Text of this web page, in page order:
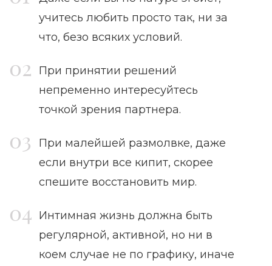
учитесь любить просто так, ни за
что, безо всяких условий.
При принятии решений
непременно интересуйтесь
точкой зрения партнера.
При малейшей размолвке, даже
если внутри все кипит, скорее
спешите восстановить мир.
Интимная жизнь должна быть
регулярной, активной, но ни в
коем случае не по графику, иначе